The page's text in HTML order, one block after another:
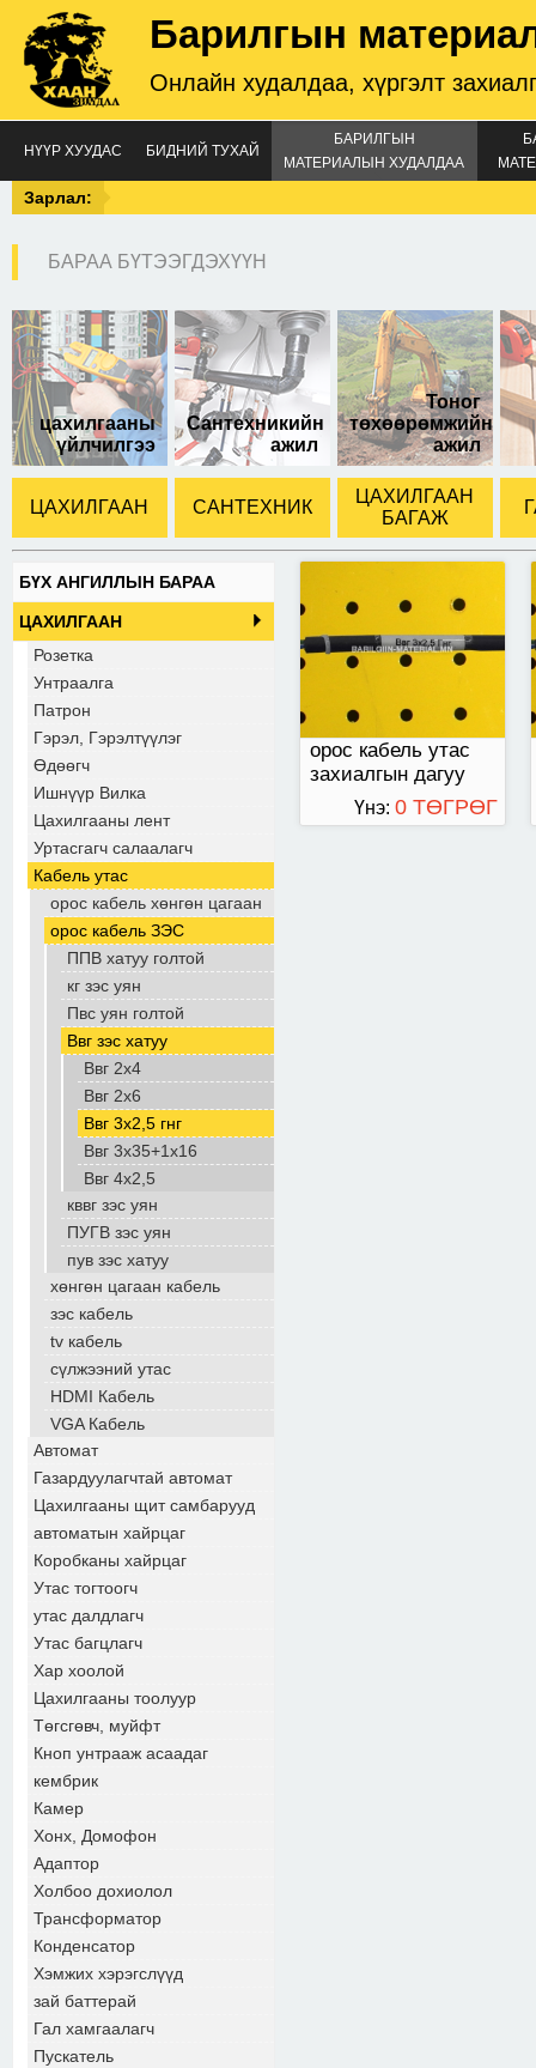
Барилгын
Онлайн худалдаа, хүргэлт
НҮҮР ХУУДАС БИДНИЙ ТУХАЙ
БАРИЛГЫН
МАТЕРИАЛЫН ХУДАЛДАА
Зарлал:
БАРАА БҮТЭЭГДЭХҮҮН
цахилгааны
үйлчилгээ
Сантехникийн
ажил
Тоног
төхөөрөмжийн
ажил
ЦАХИЛГААН САНТЕХНИК
ЦАХИЛГААН
БАГАЖ
БҮХ АНГИЛЛЫН БАРАА
ЦАХИЛГААН
Розетка
Унтраалга
Патрон
Гэрэл, Гэрэлтүүлэг
Өдөөгч
Ишнүүр Вилка
Цахилгааны лент
Уртасгагч салаалагч
Кабель утас
орос кабель хөнгөн цагаан
орос кабель ЗЭС
ППВ хатуу голтой
кг зэс уян
Пвс уян голтой
Ввг зэс хатуу
Ввг 2х4
Ввг 2х6
Ввг 3х2,5 гнг
Ввг 3х35+1х16
Ввг 4х2,5
кввг зэс уян
ПУГВ зэс уян
пув зэс хатуу
хөнгөн цагаан кабель
зэс кабель
tv кабель
сүлжээний утас
HDMI Кабель
VGA Кабель
Автомат
Газардуулагчтай автомат
Цахилгааны щит самбарууд
автоматын хайрцаг
Коробканы хайрцаг
Утас тогтоогч
утас далдлагч
Утас багцлагч
Хар хоолой
Цахилгааны тоолуур
Төгсгөвч, муйфт
Кноп унтрааж асаадаг
кембрик
Камер
Хонх, Домофон
Адаптор
Холбоо дохиолол
Трансформатор
Конденсатор
Хэмжих хэрэгслүүд
зай баттерай
Гал хамгаалагч
Пускатель
орос кабель утас
захиалгын дагуу
нийлүүлнэ.
орос кабель утас
захиалгын дагуу
нийлүүлнэ.
Үнэ: 0 ТӨГРӨГ